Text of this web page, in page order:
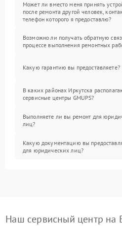
Может ли вместо меня принять
после ремонта другой человек,
телефон которого я предоставлю?
Возможно ли получать обратную
процессе выполнения ремонтных
Какую гарантию вы предоставляете?
В каких районах Иркутска
сервисные центры GMUPS?
Выполняете ли вы ремонт для
лиц?
Какую документацию вы
для юридических лиц?
Наш сервисный центр на